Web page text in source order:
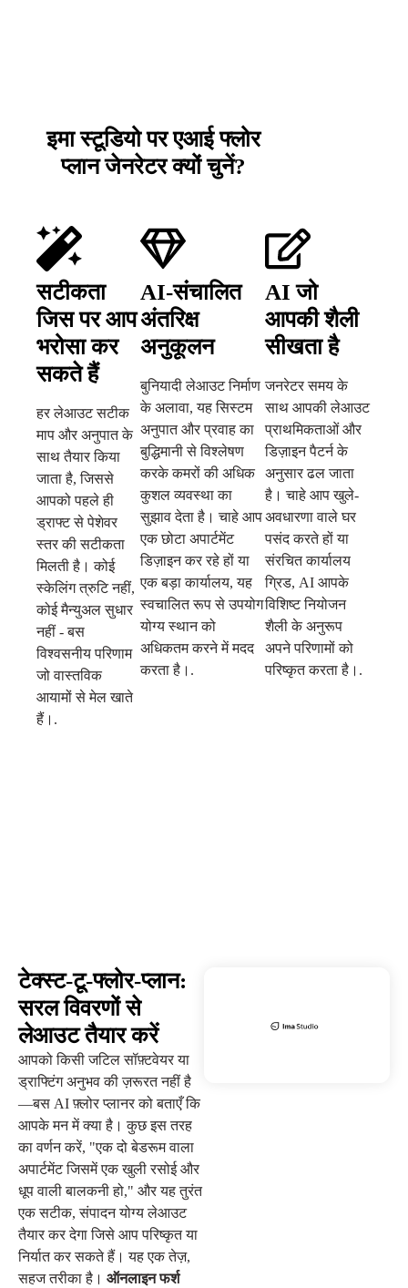
इमा स्टूडियो पर एआई फ्लोर
प्लान जेनरेटर क्यों चुनें?
सटीकता
जिस पर आप
भरोसा कर
सकते हैं
हर लेआउट सटीक
माप और अनुपात के
साथ तैयार किया
जाता है, जिससे
आपको पहले ही
ड्राफ्ट से पेशेवर
स्तर की सटीकता
मिलती है। कोई
स्केलिंग त्रुटि नहीं,
कोई मैन्युअल सुधार
नहीं - बस
विश्वसनीय परिणाम
जो वास्तविक
आयामों से मेल खाते
हैं।.
AI-संचालित
अंतरिक्ष
अनुकूलन
बुनियादी लेआउट निर्माण
के अलावा, यह सिस्टम
अनुपात और प्रवाह का
बुद्धिमानी से विश्लेषण
करके कमरों की अधिक
कुशल व्यवस्था का
सुझाव देता है। चाहे आप
एक छोटा अपार्टमेंट
डिज़ाइन कर रहे हों या
एक बड़ा कार्यालय, यह
स्वचालित रूप से उपयोग
योग्य स्थान को
अधिकतम करने में मदद
करता है।.
AI जो
आपकी शैली
सीखता है
जनरेटर समय के
साथ आपकी लेआउट
प्राथमिकताओं और
डिज़ाइन पैटर्न के
अनुसार ढल जाता
है। चाहे आप खुले-
अवधारणा वाले घर
पसंद करते हों या
संरचित कार्यालय
ग्रिड, AI आपके
विशिष्ट नियोजन
शैली के अनुरूप
अपने परिणामों को
परिष्कृत करता है।.
टेक्स्ट-टू-फ्लोर-प्लान:
सरल विवरणों से
लेआउट तैयार करें
आपको किसी जटिल सॉफ़्टवेयर या
ड्राफ्टिंग अनुभव की ज़रूरत नहीं है
—बस AI फ़्लोर प्लानर को बताएँ कि
आपके मन में क्या है। कुछ इस तरह
का वर्णन करें, "एक दो बेडरूम वाला
अपार्टमेंट जिसमें एक खुली रसोई और
धूप वाली बालकनी हो," और यह तुरंत
एक सटीक, संपादन योग्य लेआउट
तैयार कर देगा जिसे आप परिष्कृत या
निर्यात कर सकते हैं। यह एक तेज़,
सहज तरीका है। ऑनलाइन फर्श